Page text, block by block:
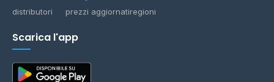
distributori prezzi aggiornatiregioni
Scarica l'app